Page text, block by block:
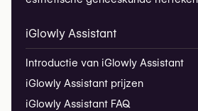
iGlowly Assistant
Introductie van iGlowly Assistant
iGlowly Assistant prijzen
iGlowly Assistant FAQ